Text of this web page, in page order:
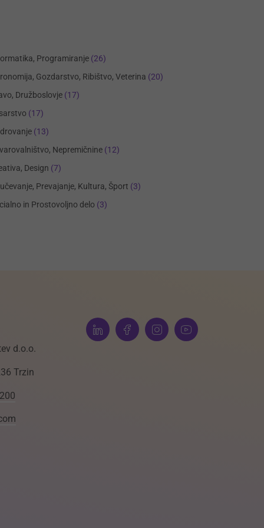
Programiranje (26)
Gozdarstvo, Ribištvo, Veterina (20)
Družboslovje (17)
(17)
(13)
Nepremičnine (12)
Design (7)
Prevajanje, Kultura, Šport (3)
in Prostovoljno delo (3)
d.o.o.
Trzin